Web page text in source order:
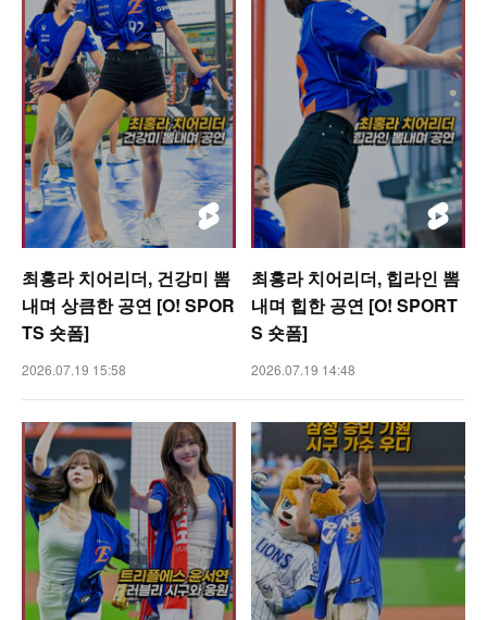
최홍라 치어리더, 건강미 뽐
내며 상큼한 공연 [O! SPOR
TS 숏폼]
2026.07.19 15:58
최홍라 치어리더, 힙라인 뽐
내며 힙한 공연 [O! SPORT
S 숏폼]
2026.07.19 14:48